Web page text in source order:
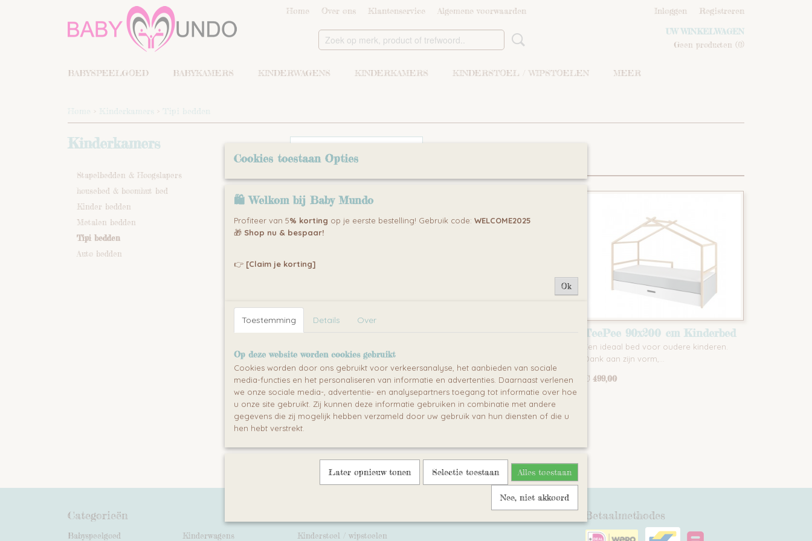
Home Over ons Klantenservice Algemene voorwaarden Inloggen Registreren
UW WINKELWAGEN
Geen producten (0)
BABYSPEELGOED BABYKAMERS KINDERWAGENS KINDERKAMERS KINDERSTOEL / WIPSTOELEN MEER
Home > Kinderkamers > Tipi bedden
Kinderkamers
Stapelbedden & Hoogslapers
housebed & boomhut bed
Kinder bedden
Metalen bedden
Tipi bedden
Auto bedden
Tipi kinderbed eenpersoonsbed
tent
verhoogde TIPI bed (90…
€ 583,00 € 193,00
TeePee 90x200 cm Kinderbed
Bellamy
Een ideaal bed voor oudere kinderen.
Dank aan zijn vorm,…
€ 499,00
Categorieën
Babyspeelgoed
Kinderwagens
Kinderstoel / wipstoelen
Betaalmethodes
Cookies toestaan Opties
🛍 Welkom bij Baby Mundo
Profiteer van 5% korting op je eerste bestelling! Gebruik code: WELCOME2025
🎁 Shop nu & bespaar!
👉 [Claim je korting]
Ok
Toestemming Details Over
Op deze website worden cookies gebruikt
Cookies worden door ons gebruikt voor verkeersanalyse, het aanbieden van sociale
media-functies en het personaliseren van informatie en advertenties. Daarnaast verlenen
we onze sociale media-, advertentie- en analysepartners toegang tot informatie over hoe
u onze site gebruikt. Zij kunnen deze informatie gebruiken in combinatie met andere
gegevens die zij mogelijk hebben verzameld door uw gebruik van hun diensten of die u
hen hebt verstrekt.
Later opnieuw tonen Selectie toestaan Alles toestaan
Nee, niet akkoord